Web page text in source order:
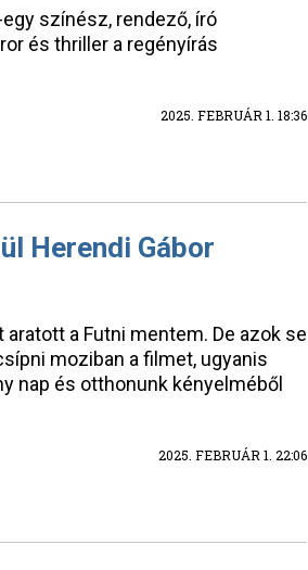
színész, rendező, író
és thriller a regényírás
2025. FEBRUÁR 1. 18:36
Herendi Gábor
a Futni mentem. De azok se
moziban a filmet, ugyanis
nap és otthonunk kényelméből
2025. FEBRUÁR 1. 22:06